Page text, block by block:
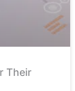
Their